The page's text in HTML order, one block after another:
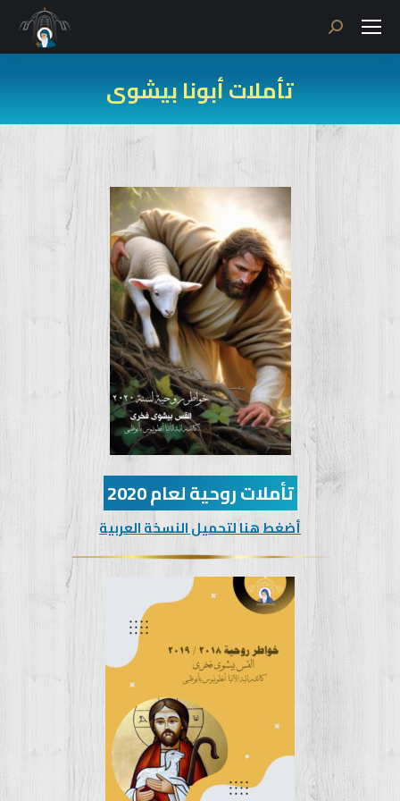
Search:
تأملات أبونا بيشوى
تأملات روحية لعام 2020
أضغط هنا لتحميل النسخة العربية